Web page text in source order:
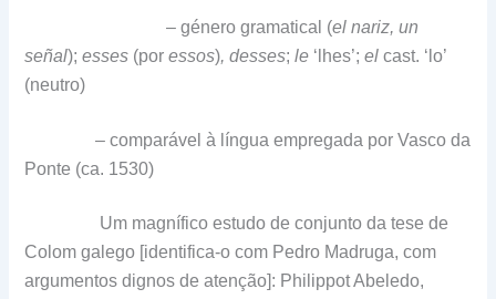
– género gramatical (el nariz, un
señal);esses (poressos), desses;le ‘lhes’;elcast. ‘lo’
(neutro)
– comparável à língua empregada por Vasco da
Ponte (ca. 1530)
Um magnífico estudo de conjunto da tese de
Colom galego [identifica-o com Pedro Madruga, com
argumentos dignos de atenção]: Philippot Abeledo,